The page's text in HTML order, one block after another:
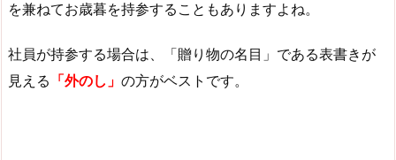
を兼ねてお歳暮を持参することもありますよね。
社員が持参する場合は、「贈り物の名目」である表書きが
見える 「外のし」 の方がベストです。